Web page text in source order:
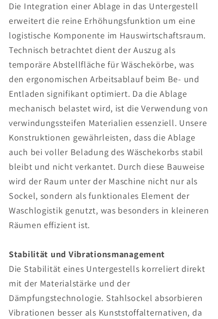
Die Integration einer Ablage in das Untergestell
erweitert die reine Erhöhungsfunktion um eine
logistische Komponente im Hauswirtschaftsraum.
Technisch betrachtet dient der Auszug als
temporäre Abstellfläche für Wäschekörbe, was
den ergonomischen Arbeitsablauf beim Be- und
Entladen signifikant optimiert. Da die Ablage
mechanisch belastet wird, ist die Verwendung von
verwindungssteifen Materialien essenziell. Unsere
Konstruktionen gewährleisten, dass die Ablage
auch bei voller Beladung des Wäschekorbs stabil
bleibt und nicht verkantet. Durch diese Bauweise
wird der Raum unter der Maschine nicht nur als
Sockel, sondern als funktionales Element der
Waschlogistik genutzt, was besonders in kleineren
Räumen effizient ist.
Stabilität und Vibrationsmanagement
Die Stabilität eines Untergestells korreliert direkt
mit der Materialstärke und der
Dämpfungstechnologie. Stahlsockel absorbieren
Vibrationen besser als Kunststoffalternativen, da